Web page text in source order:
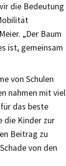
die Bedeutung
„Der Baum
ist, gemeinsam
von Schulen
nahmen mit viel
das beste
die Kinder zur
Beitrag zu
von den